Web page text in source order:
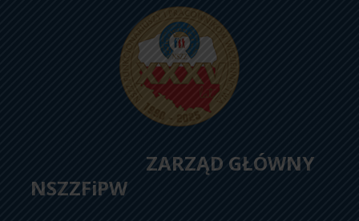
ZARZĄD GŁÓWNY
NSZZFiPW